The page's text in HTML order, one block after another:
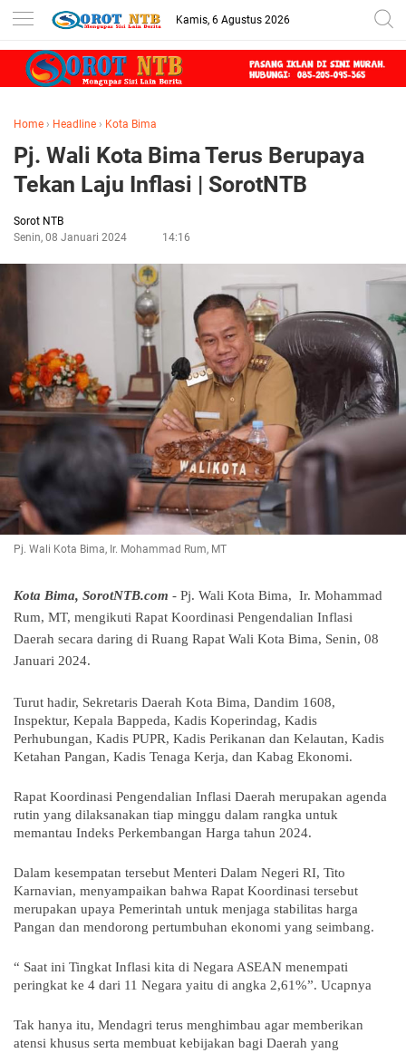
Kamis, 6 Agustus 2026
Home › Headline › Kota Bima
Pj. Wali Kota Bima Terus Berupaya
Tekan Laju Inflasi | SorotNTB
Sorot NTB
Senin, 08 Januari 2024
14:16
Pj. Wali Kota Bima, Ir. Mohammad Rum, MT
Kota Bima, SorotNTB.com - Pj. Wali Kota Bima, Ir. Mohammad
Rum, MT, mengikuti Rapat Koordinasi Pengendalian Inflasi
Daerah secara daring di Ruang Rapat Wali Kota Bima, Senin, 08
Januari 2024.
Turut hadir, Sekretaris Daerah Kota Bima, Dandim 1608,
Inspektur, Kepala Bappeda, Kadis Koperindag, Kadis
Perhubungan, Kadis PUPR, Kadis Perikanan dan Kelautan, Kadis
Ketahan Pangan, Kadis Tenaga Kerja, dan Kabag Ekonomi.
Rapat Koordinasi Pengendalian Inflasi Daerah merupakan agenda
rutin yang dilaksanakan tiap minggu dalam rangka untuk
memantau Indeks Perkembangan Harga tahun 2024.
Dalam kesempatan tersebut Menteri Dalam Negeri RI, Tito
Karnavian, menyampaikan bahwa Rapat Koordinasi tersebut
merupakan upaya Pemerintah untuk menjaga stabilitas harga
Pangan dan mendorong pertumbuhan ekonomi yang seimbang.
“ Saat ini Tingkat Inflasi kita di Negara ASEAN menempati
peringkat ke 4 dari 11 Negara yaitu di angka 2,61%”. Ucapnya
Tak hanya itu, Mendagri terus menghimbau agar memberikan
atensi khusus serta membuat kebijakan bagi Daerah yang